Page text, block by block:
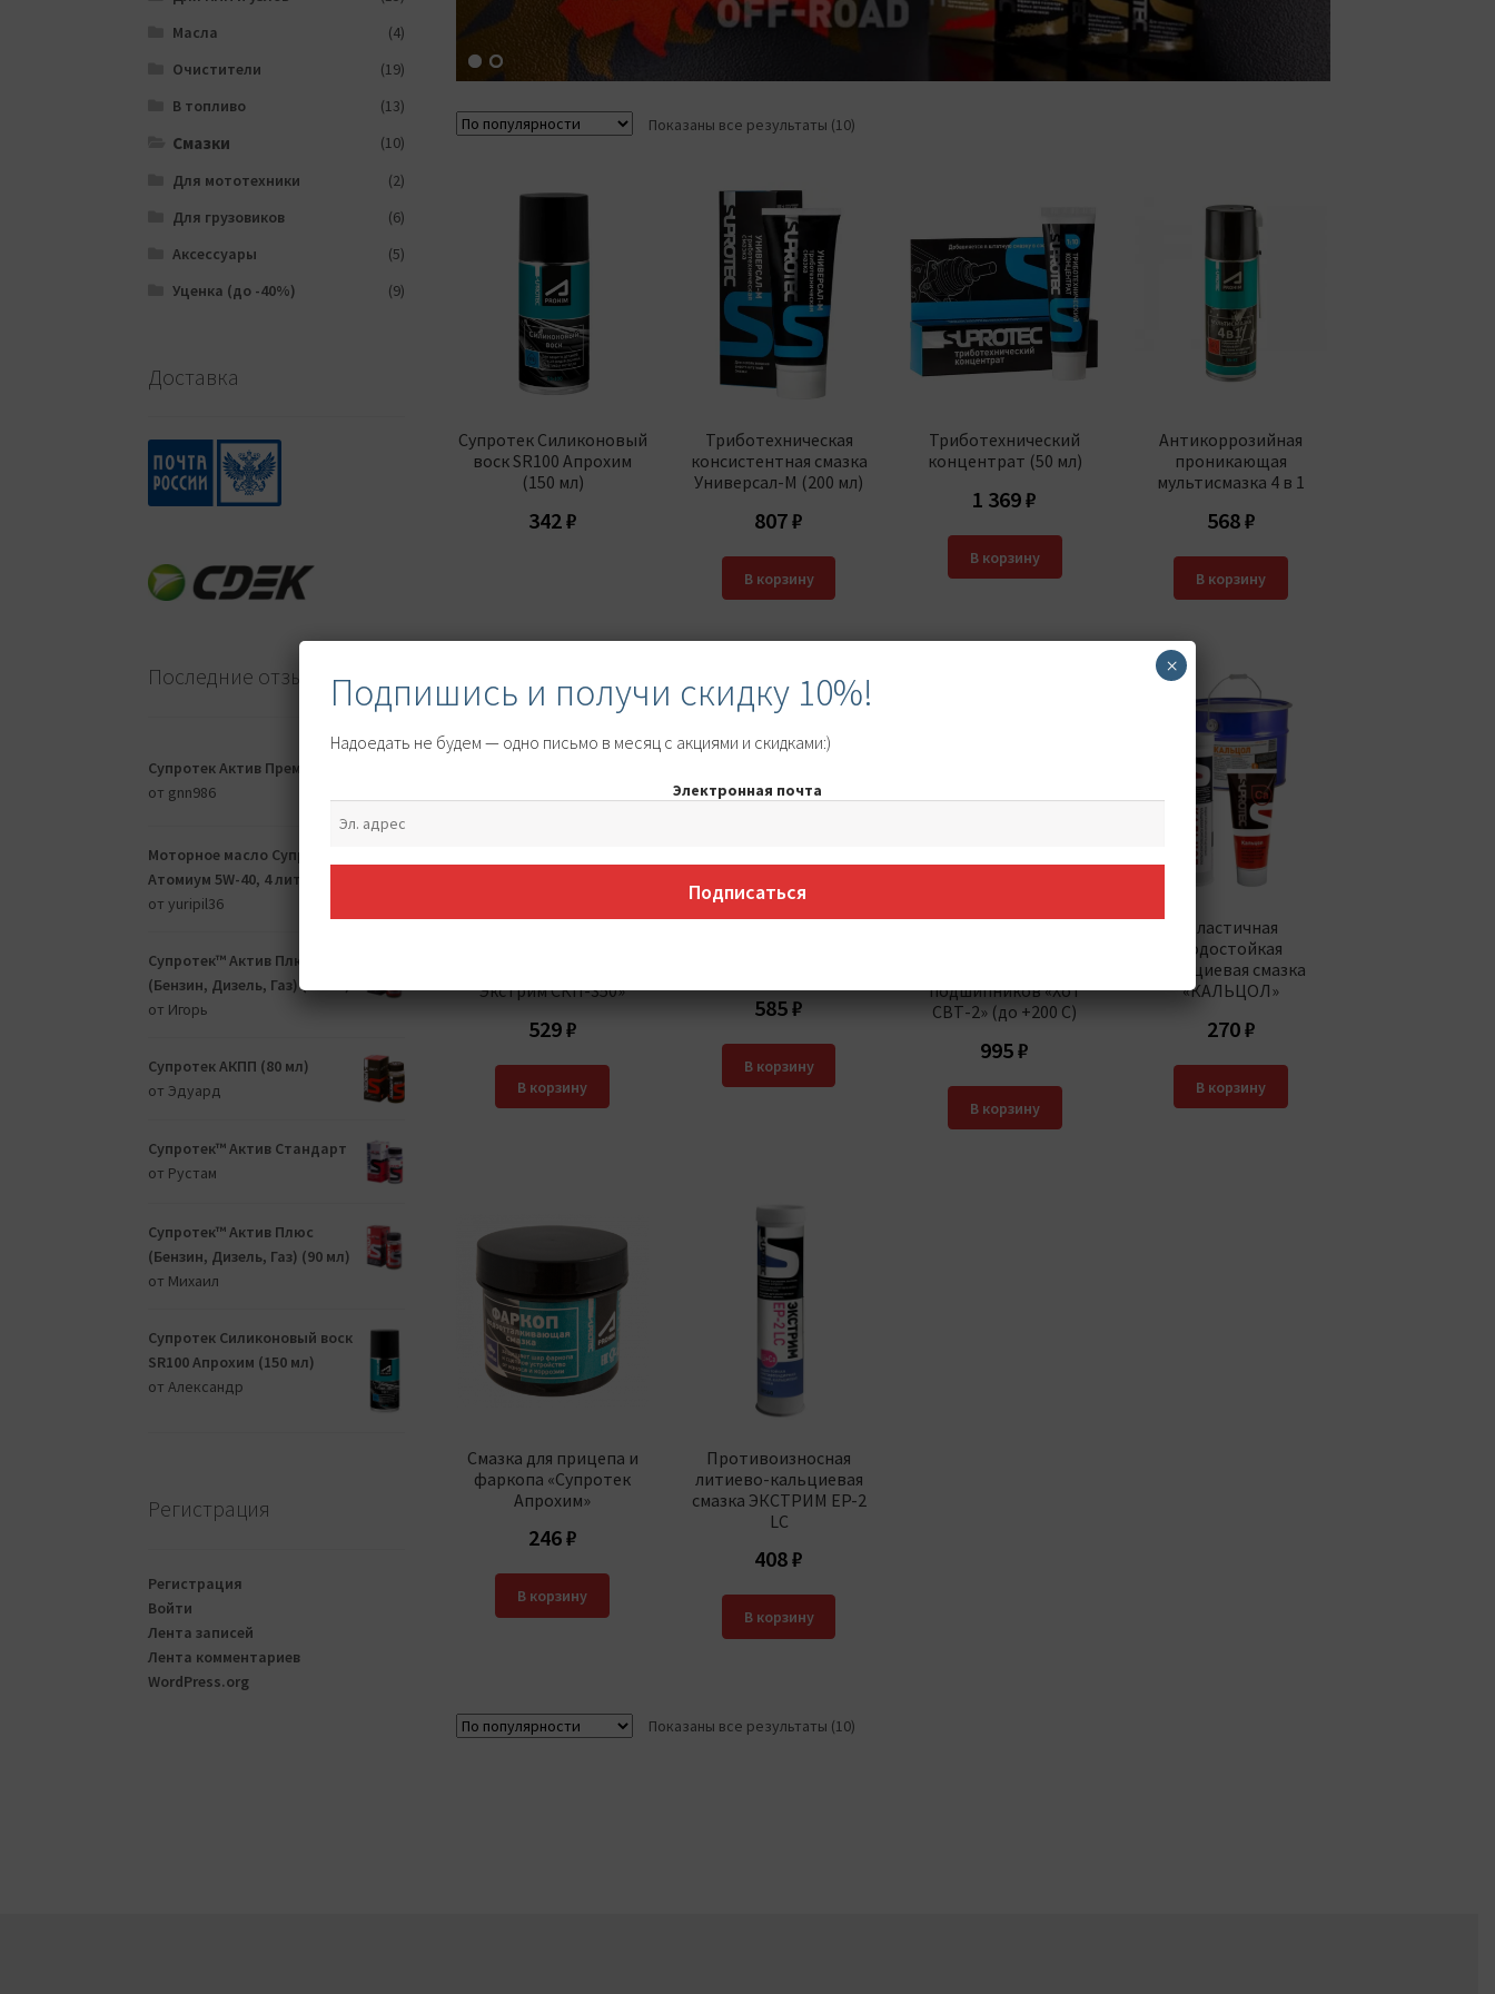
Показаны все результаты (10)
Супротек Силиконовый
воск SR100 Апрохим
(150 мл)
342₽
Триботехническая
консистентная смазка
Универсал-М (200 мл)
807₽
В корзину
Триботехнический
концентрат (50 мл)
1 369₽
В корзину
Антикоррозийная
проникающая
мультисмазка 4 в 1
568₽
В корзину
Экстрим СКП-350»
529₽
В корзину
585₽
В корзину
подшипников ­«Хот
СВТ-2» (до +200 С)
995₽
В корзину
Пластичная
водостойкая
кальциевая смазка
«КАЛЬЦОЛ»
270₽
В корзину
Смазка для прицепа и
фаркопа «Супротек
Апрохим»
246₽
В корзину
Противоизносная
литиево-кальциевая
смазка ЭКСТРИМ EP-2
LC
408₽
В корзину
Показаны все результаты (10)
Масла
(4)
Очистители
(19)
В топливо
(13)
Смазки
(10)
Для мототехники
(2)
Для грузовиков
(6)
Аксессуары
(5)
Уценка (до -40%)
(9)
Доставка
Последние отзывы
Супротек Актив Премиум
от gnn986
Моторное масло Супротек
Атомиум 5W-40, 4 литра
от yuripil36
Супротек™ Актив Плюс
(Бензин, Дизель, Газ) (90 мл)
от Игорь
Супротек АКПП (80 мл)
от Эдуард
Супротек™ Актив Стандарт
от Рустам
Супротек™ Актив Плюс
(Бензин, Дизель, Газ) (90 мл)
от Михаил
Супротек Силиконовый воск
SR100 Апрохим (150 мл)
от Александр
Регистрация
Регистрация
Войти
Лента записей
Лента комментариев
WordPress.org
Подпишись и получи скидку 10%!
Надоедать не будем — одно письмо в месяц с акциями и скидками:)
Электронная почта
Подписаться
×